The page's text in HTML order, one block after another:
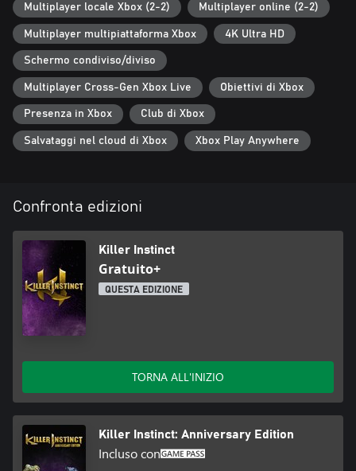
Multiplayer locale Xbox (2-2) Multiplayer online (2-2)
Multiplayer multipiattaforma Xbox 4K Ultra HD
Schermo condiviso/diviso
Multiplayer Cross-Gen Xbox Live Obiettivi di Xbox
Presenza in Xbox Club di Xbox
Salvataggi nel cloud di Xbox Xbox Play Anywhere
Confronta edizioni
Killer Instinct
Gratuito+
QUESTA EDIZIONE
TORNA ALL'INIZIO
Killer Instinct: Anniversary Edition
Incluso con